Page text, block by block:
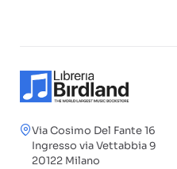
Via Cosimo Del Fante 16
Ingresso via Vettabbia 9
20122 Milano